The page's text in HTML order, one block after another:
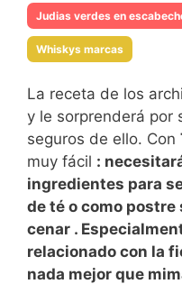
Judias verdes en
Whiskys marcas
La receta de los
y le sorprenderá por
seguros de ello. Con
muy fácil :
ingredientes para
de té o como postre
cenar .
relacionado con la
nada mejor que